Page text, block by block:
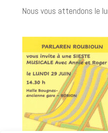
et
Nous vous attendons le